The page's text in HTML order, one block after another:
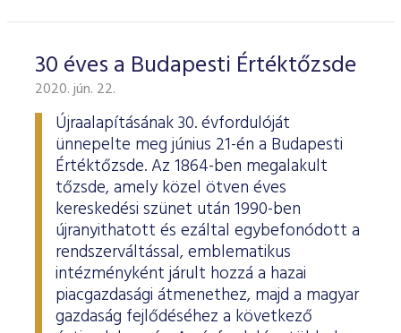
30 éves a Budapesti Értéktőzsde
2020. jún. 22.
Újraalapításának 30. évfordulóját
ünnepelte meg június 21-én a Budapesti
Értéktőzsde. Az 1864-ben megalakult
tőzsde, amely közel ötven éves
kereskedési szünet után 1990-ben
újranyithatott és ezáltal egybefonódott a
rendszerváltással, emblematikus
intézményként járult hozzá a hazai
piacgazdasági átmenethez, majd a magyar
gazdaság fejlődéséhez a következő